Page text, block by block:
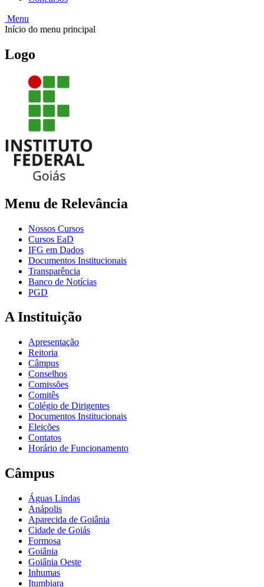
Menu
Início do menu principal
Logo
Menu de Relevância
Nossos Cursos
Cursos EaD
IFG em Dados
Documentos Institucionais
Transparência
Banco de Notícias
PGD
A Instituição
Apresentação
Reitoria
Câmpus
Conselhos
Comissões
Comitês
Colégio de Dirigentes
Documentos Institucionais
Eleições
Contatos
Horário de Funcionamento
Câmpus
Águas Lindas
Anápolis
Aparecida de Goiânia
Cidade de Goiás
Formosa
Goiânia
Goiânia Oeste
Inhumas
Itumbiara